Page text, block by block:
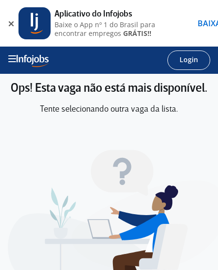
Login
Ops! Esta vaga não está mais disponível.
Tente selecionando outra vaga da lista.
Aplicativo do Infojobs
Baixe o App nº 1 do Brasil para
encontrar empregos GRÁTIS!!